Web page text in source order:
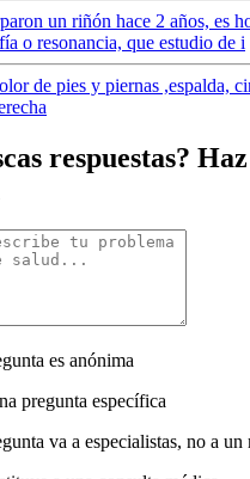
un riñón hace 2 años, es
o resonancia, que estudio de i
de pies y piernas ,espalda,
respuestas?
es anónima
pregunta específica
va a especialistas, no a